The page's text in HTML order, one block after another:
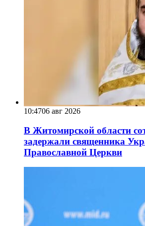
10:4706 авг 2026
В Житомирской области
задержали священника
Православной Церкви